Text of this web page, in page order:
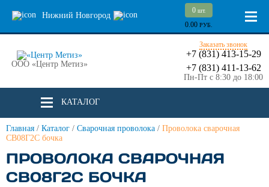
Нижний Новгород
0 шт.
0.00 РУБ.
ООО «Центр Метиз»
Заказать звонок
+7 (831) 413-15-29
+7 (831) 411-13-62
Пн-Пт с 8:30 до 18:00
КАТАЛОГ
Главная / Каталог / Сварочная проволока / Проволока сварочная
СВ08Г2С бочка
ПРОВОЛОКА СВАРОЧНАЯ
СВ08Г2С БОЧКА